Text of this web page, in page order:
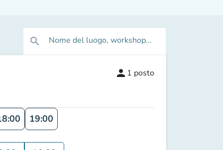
search Nome del luogo, workshop...
person 1 posto
19:00